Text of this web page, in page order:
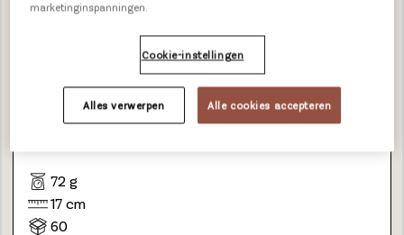
72 g
17 cm
60
marketinginspanningen.
Cookie-instellingen
Alles verwerpen Alle cookies accepteren